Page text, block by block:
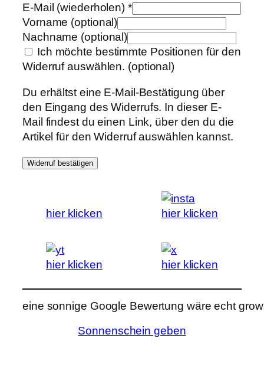
E-Mail (wiederholen) *
Vorname (optional)
Nachname (optional)
Ich möchte bestimmte Positionen für den
Widerruf auswählen. (optional)
Du erhältst eine E-Mail-Bestätigung über
den Eingang des Widerrufs. In dieser E-
Mail findest du einen Link, über den du die
Artikel für den Widerruf auswählen kannst.
Widerruf bestätigen
hier klicken hier klicken
hier klicken hier klicken
eine sonnige Google Bewertung wäre echt
Sonnenschein geben